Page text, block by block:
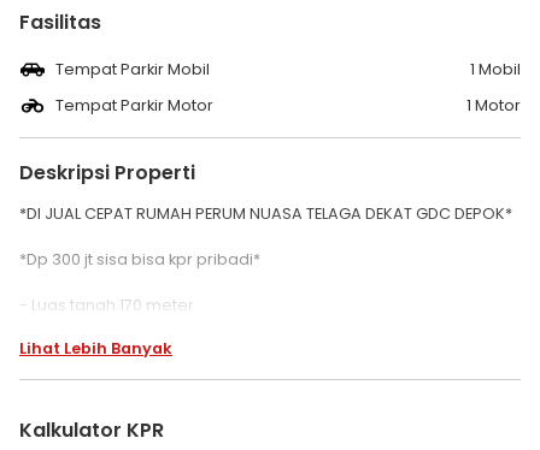
Fasilitas
Tempat Parkir Mobil
1 Mobil
Tempat Parkir Motor
1 Motor
Deskripsi Properti
*DI JUAL CEPAT RUMAH PERUM NUASA TELAGA DEKAT GDC DEPOK*
*Dp 300 jt sisa bisa kpr pribadi*
- Luas tanah 170 meter
- Surat SHM
-Carfort
-R tamu
Lihat Lebih Banyak
Kalkulator KPR